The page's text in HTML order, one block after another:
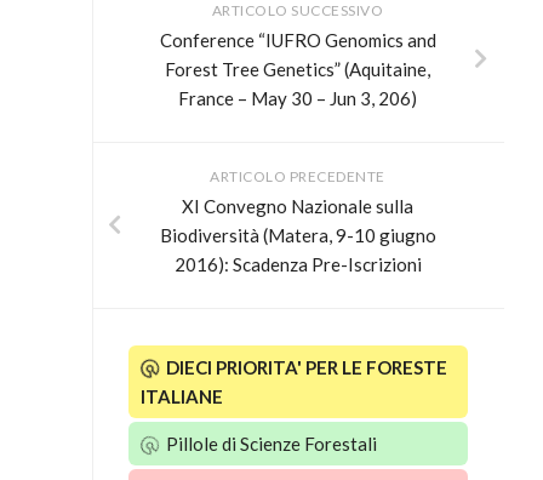
ARTICOLO SUCCESSIVO
Conference “IUFRO Genomics and
Forest Tree Genetics” (Aquitaine,
France – May 30 – Jun 3, 206)
ARTICOLO PRECEDENTE
XI Convegno Nazionale sulla
Biodiversità (Matera, 9-10 giugno
2016): Scadenza Pre-Iscrizioni
DIECI PRIORITA' PER LE FORESTE
ITALIANE
Pillole di Scienze Forestali